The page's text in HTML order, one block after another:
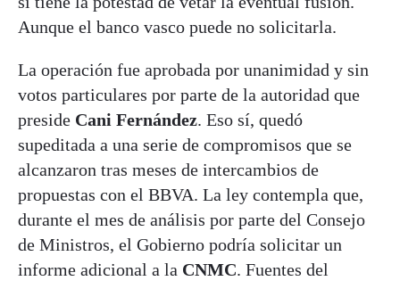
Aunque el banco vasco puede no solicitarla.
La operación fue aprobada por unanimidad y sin
votos particulares por parte de la autoridad que
preside Cani Fernández. Eso sí, quedó
supeditada a una serie de compromisos que se
alcanzaron tras meses de intercambios de
propuestas con el BBVA. La ley contempla que,
durante el mes de análisis por parte del Consejo
de Ministros, el Gobierno podría solicitar un
informe adicional a la CNMC. Fuentes del